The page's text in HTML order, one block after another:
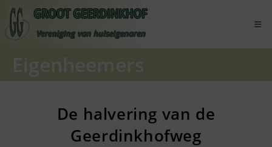
naar
inhoud
Eigenheemers
De halvering van de
Geerdinkhofweg